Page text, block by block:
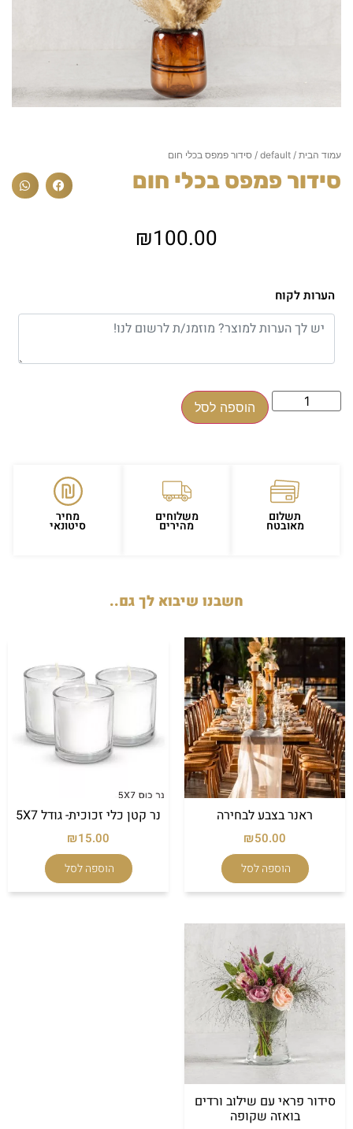
עמוד הבית /
default / סידור פמפס בכלי חום
סידור פמפס בכלי חום
₪100.00
הערות לקוח
הוספה לסל
תשלום
מאובטח
משלוחים
מהירים
מחיר
סיטונאי
חשבנו שיבוא לך גם..
ראנר בצבע לבחירה
₪50.00
הוספה לסל
נר קטן כלי זכוכית- גודל 5X7
₪15.00
הוספה לסל
סידור פראי עם שילוב ורדים
בואזה שקופה